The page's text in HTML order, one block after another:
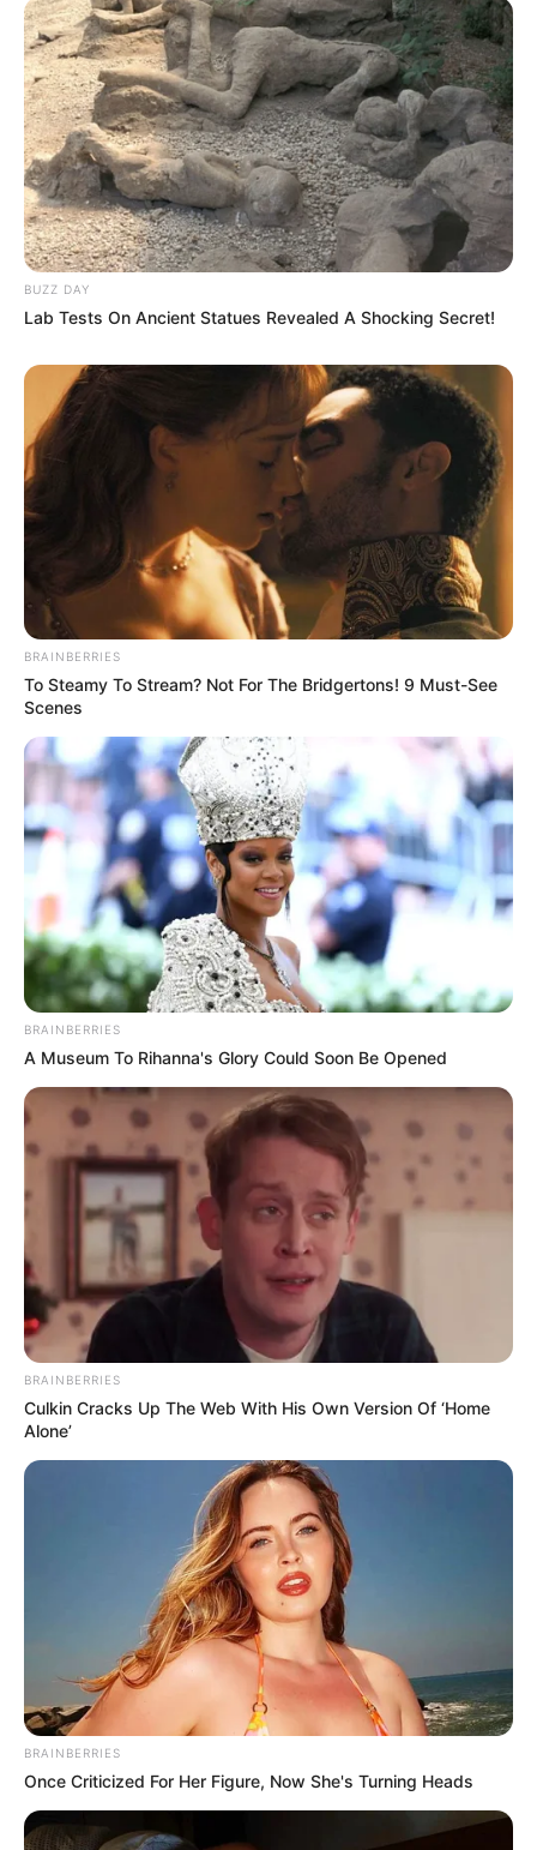
BUZZ DAY
Lab Tests On Ancient Statues Revealed A Shocking Secret!
BRAINBERRIES
To Steamy To Stream? Not For The Bridgertons! 9 Must-See
Scenes
BRAINBERRIES
A Museum To Rihanna's Glory Could Soon Be Opened
BRAINBERRIES
Culkin Cracks Up The Web With His Own Version Of ‘Home
Alone’
BRAINBERRIES
Once Criticized For Her Figure, Now She's Turning Heads